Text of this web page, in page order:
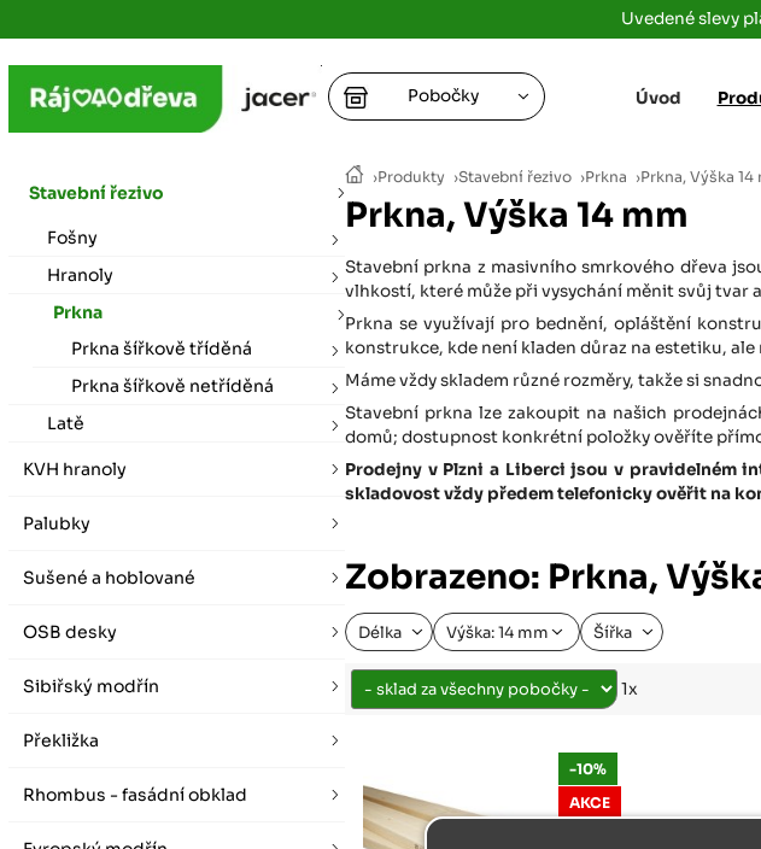
Uvedené slevy
›Produkty ›Stavební řezivo ›Prkna ›Prkna, Výška 14
Prkna, Výška 14 mm
Stavební prkna z masivního smrkového dřeva
vlhkostí, které může při vysychání měnit svůj tvar
Prkna se využívají pro bednění, opláštění
konstrukce, kde není kladen důraz na estetiku,
Máme vždy skladem různé rozměry, takže si
Stavební prkna lze zakoupit na našich
domů; dostupnost konkrétní položky ověříte
Prodejny v Plzni a Liberci jsou v pravidelném
skladovost vždy předem telefonicky ověřit na
Zobrazeno: Prkna,
Délka Výška: 14 mm Šířka
1x
-10%
AKCE
Stavební řezivo
Fošny
Hranoly
Prkna
Prkna šířkově tříděná
Prkna šířkově netříděná
Latě
KVH hranoly
Palubky
Sušené a hoblované
OSB desky
Sibiřský modřín
Překližka
Rhombus - fasádní obklad
Úvod
Pobočky
+
Letní otevírací doba (březen - říjen)
Zimní otevírací doba (listopad - únor)
Po-Pá 08:00 - 16:00, So 08:00 - 12:00 (ne Liberec)
vybírat zde
Ústí nad
vybírat zde
Rovná 181
Březhrad,
Praha
Tůmovka
(Za
Plzeň
Plzeň 4,